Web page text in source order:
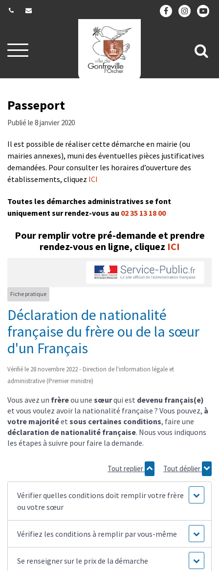
Aller
à
navigation
à
Passeport
Publié le 8 janvier 2020
Il est possible de réaliser cette démarche en mairie (ou
mairies annexes), muni des éventuelles pièces justificatives
demandées. Pour consulter les horaires d’ouverture des
établissements, cliquez ICI
Toutes les démarches administratives se font
uniquement sur rendez-vous au 02 35 13 18 00
Pour remplir votre pré-demande et prendre
rendez-vous en ligne, cliquez ICI
Fiche pratique
Déclaration de nationalité
française du frère ou de la sœur
d'un Français
Vérifié le 28 novembre 2022 - Direction de l'information légale et
administrative (Premier ministre)
Vous avez un frèreou une sœurqui est devenu français(e)
et vous voulez avoir la nationalité française ? Vous pouvez, à
votre majoritéet sous certaines conditions, faire une
déclaration de nationalité française. Nous vous indiquons
les étapes à suivre pour faire la demande.
Tout replier Tout déplier
Vérifier quelles conditions doit remplir votre frère
ou votre sœur
Vérifiez les conditions à remplir par vous-même
Se renseigner sur le prix de la démarche